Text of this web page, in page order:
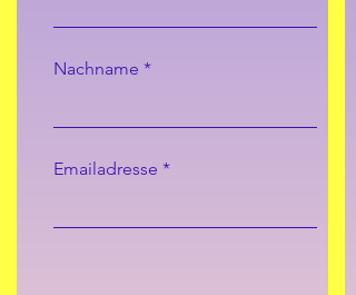
Nachname
Emailadresse